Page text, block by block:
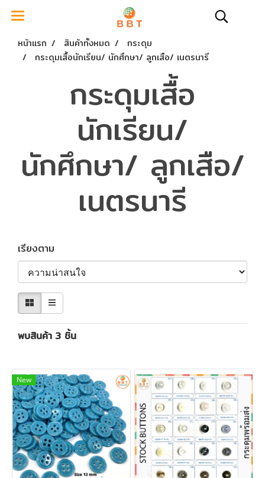
หน้าแรก สินค้าทั้งหมด
กระดุม
กระดุมเสื้อนักเรียน/ นักศึกษา/ ลูกเสือ/ เนตรนารี
กระดุมเสื้อ
นักเรียน/
นักศึกษา/ ลูกเสือ/
เนตรนารี
เรียงตาม
พบสินค้า 3 ชิ้น
New